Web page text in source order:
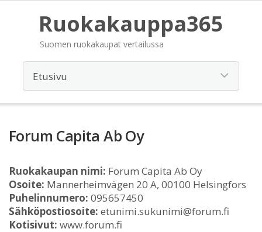
Ruokakauppa365
Suomen ruokakaupat vertailussa
Forum Capita Ab Oy
Ruokakaupan nimi: Forum Capita Ab Oy
Osoite: Mannerheimvägen 20 A, 00100 Helsingfors
Puhelinnumero: 095657450
Sähköpostiosoite: etunimi.sukunimi@forum.fi
Kotisivut: www.forum.fi